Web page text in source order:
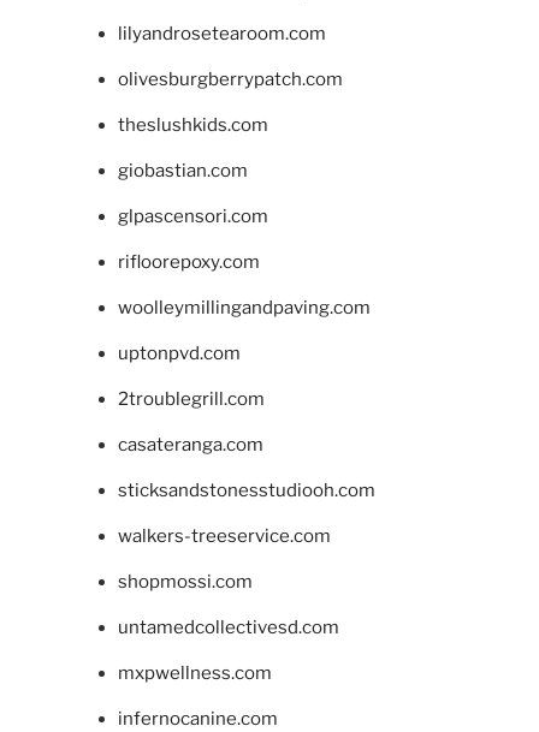
lilyandrosetearoom.com
olivesburgberrypatch.com
theslushkids.com
giobastian.com
glpascensori.com
rifloorepoxy.com
woolleymillingandpaving.com
uptonpvd.com
2troublegrill.com
casateranga.com
sticksandstonesstudiooh.com
walkers-treeservice.com
shopmossi.com
untamedcollectivesd.com
mxpwellness.com
infernocanine.com